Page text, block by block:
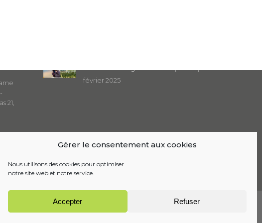
Gérer le consentement aux cookies
Nous utilisons des cookies pour optimiser
notre site web et notre service.
Accepter Refuser
21,
février 2025